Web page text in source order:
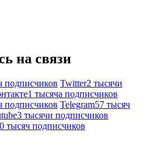
на связи
подписчиков Twitter2 тысячи
1 тысяча подписчиков
подписчиков Telegram57 тысяч
3 тысячи подписчиков
тысяч подписчиков